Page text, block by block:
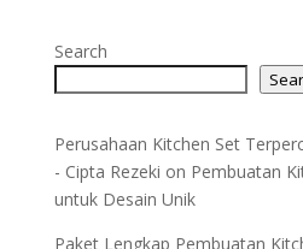
Search
Perusahaan Kitchen Set
- Cipta Rezeki on Pembuatan
untuk Desain Unik
Paket Lengkap Pembuatan